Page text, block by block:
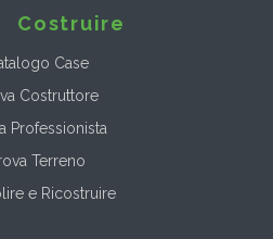
Costruire
Case
Costruttore
Professionista
Terreno
e Ricostruire